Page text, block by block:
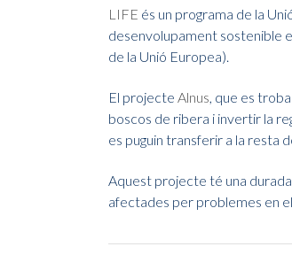
LIFE és un programa de la
desenvolupament sostenible
de la Unió Europea).
El projecte Alnus, que es
boscos de ribera i invertir la
es puguin transferir a la resta
Aquest projecte té una
afectades per problemes en